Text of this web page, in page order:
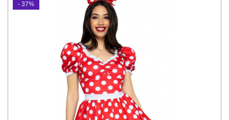
- 37%